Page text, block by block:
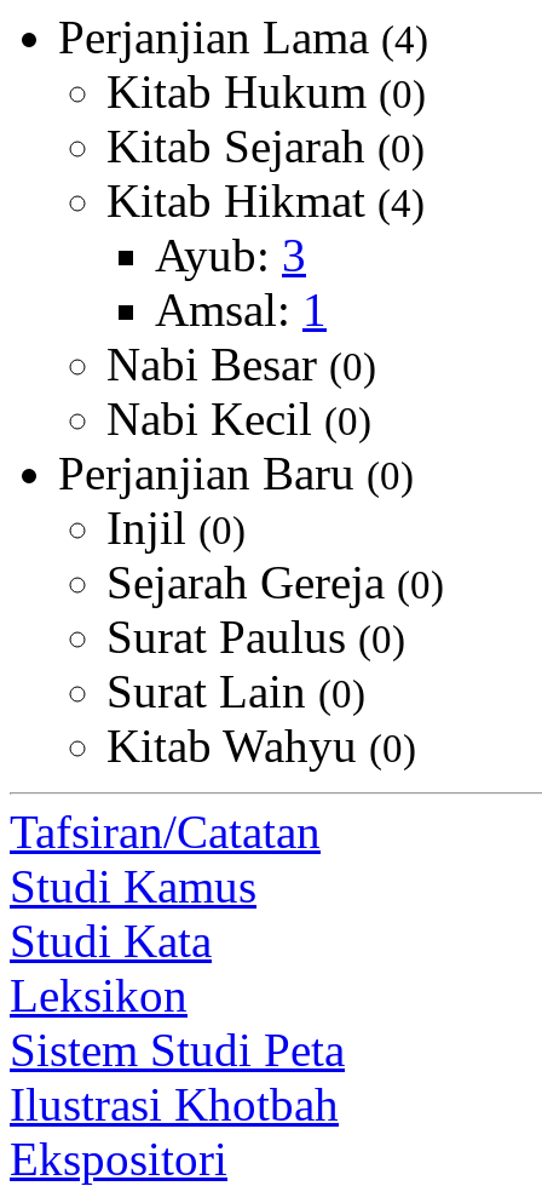
Perjanjian Lama (4)
Kitab Hukum (0)
Kitab Sejarah (0)
Kitab Hikmat (4)
Ayub: 3
Amsal: 1
Nabi Besar (0)
Nabi Kecil (0)
Perjanjian Baru (0)
Injil (0)
Sejarah Gereja (0)
Surat Paulus (0)
Surat Lain (0)
Kitab Wahyu (0)
Tafsiran/Catatan
Studi Kamus
Studi Kata
Leksikon
Sistem Studi Peta
Ilustrasi Khotbah
Ekspositori